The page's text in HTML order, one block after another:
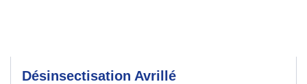
Désinsectisation Avrillé